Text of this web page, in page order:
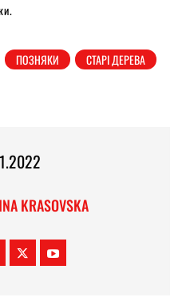
ПОЗНЯКИ
СТАРІ ДЕРЕВА
KRASOVSKA